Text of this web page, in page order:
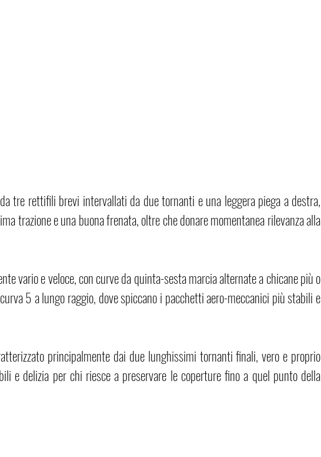
tre rettifili brevi intervallati da due tornanti e una leggera piega a destra,
trazione e una buona frenata, oltre che donare momentanea rilevanza alla
vario e veloce, con curve da quinta-sesta marcia alternate a chicane più o
5 a lungo raggio, dove spiccano i pacchetti aero-meccanici più stabili e
principalmente dai due lunghissimi tornanti finali, vero e proprio
e delizia per chi riesce a preservare le coperture fino a quel punto della